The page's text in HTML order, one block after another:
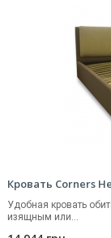
Кровать Corners
Удобная кровать
изящным или...